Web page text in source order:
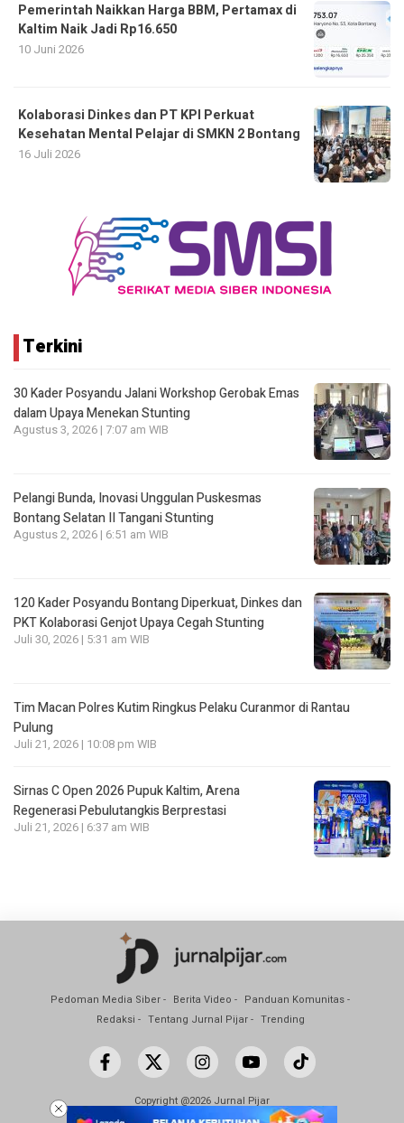
Pemerintah Naikkan Harga BBM, Pertamax di
Kaltim Naik Jadi Rp16.650
10 Juni 2026
Kolaborasi Dinkes dan PT KPI Perkuat
Kesehatan Mental Pelajar di SMKN 2 Bontang
16 Juli 2026
Terkini
30 Kader Posyandu Jalani Workshop Gerobak Emas
dalam Upaya Menekan Stunting
Agustus 3, 2026 | 7:07 am WIB
Pelangi Bunda, Inovasi Unggulan Puskesmas
Bontang Selatan II Tangani Stunting
Agustus 2, 2026 | 6:51 am WIB
120 Kader Posyandu Bontang Diperkuat, Dinkes dan
PKT Kolaborasi Genjot Upaya Cegah Stunting
Juli 30, 2026 | 5:31 am WIB
Tim Macan Polres Kutim Ringkus Pelaku Curanmor di Rantau
Pulung
Juli 21, 2026 | 10:08 pm WIB
Sirnas C Open 2026 Pupuk Kaltim, Arena
Regenerasi Pebulutangkis Berprestasi
Juli 21, 2026 | 6:37 am WIB
Pedoman Media Siber Berita Video
Panduan Komunitas
Redaksi
Tentang Jurnal Pijar Trending
Copyright @2026 Jurnal Pijar
All Rights Reserved